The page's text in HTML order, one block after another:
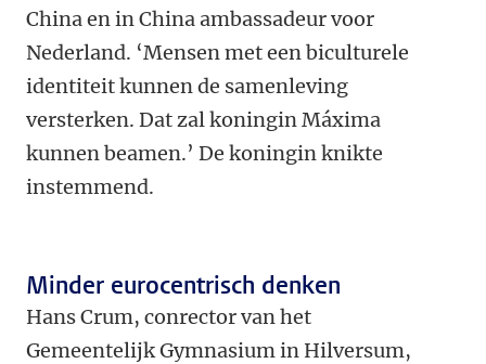
China en in China ambassadeur voor
Nederland. ‘Mensen met een biculturele
identiteit kunnen de samenleving
versterken. Dat zal koningin Máxima
kunnen beamen.’ De koningin knikte
instemmend.
Minder eurocentrisch denken
Hans Crum, conrector van het
Gemeentelijk Gymnasium in Hilversum,